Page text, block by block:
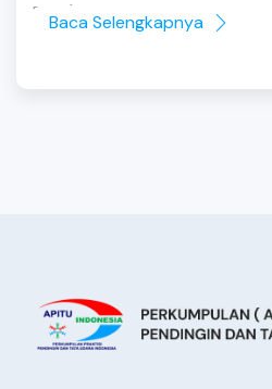
PLN (ITPLN ...
Baca Selengkapnya